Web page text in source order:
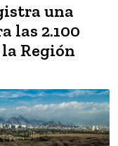
una
las 2.100
Región